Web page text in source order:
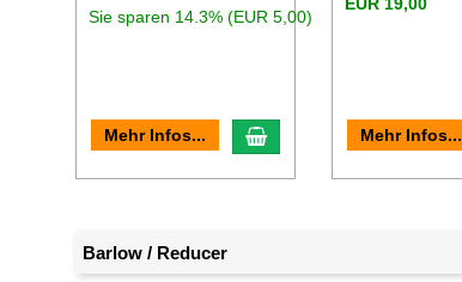
Sie sparen 14.3% (EUR 5,00)
Mehr Infos... In den Warenkorb
EUR 19,00
Mehr Infos...
Barlow / Reducer